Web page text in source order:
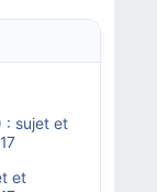
: sujet et
et